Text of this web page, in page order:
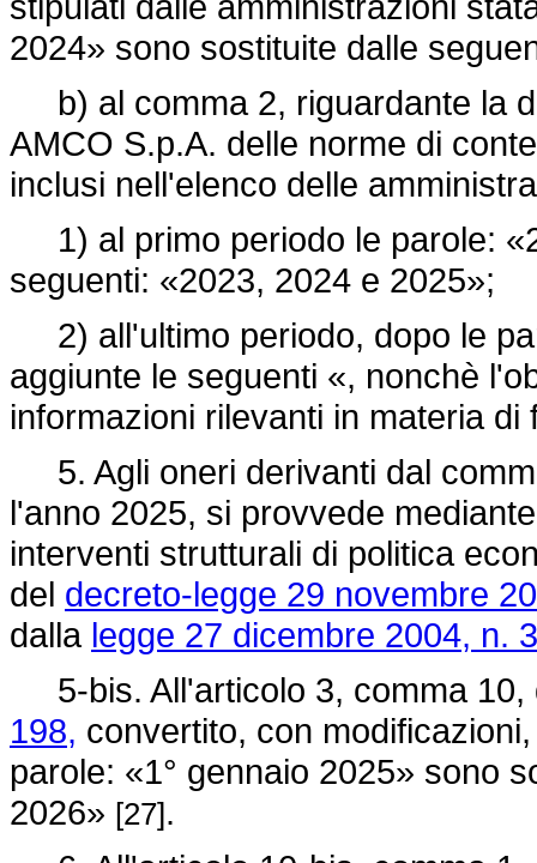
2024» sono sostituite dalle
b) al comma 2, riguardante la
AMCO S.p.A. delle norme di
inclusi nell'elenco delle
1) al primo periodo le parole:
seguenti: «2023, 2024 e 2025»;
2) all'ultimo periodo, dopo le
aggiunte le seguenti «, nonchè
informazioni rilevanti in materia
5. Agli oneri derivanti dal
l'anno 2025, si provvede
interventi strutturali di politica
del decreto-legge 29 novembre
dalla legge 27 dicembre 2004, n.
5-bis. All'articolo 3, comma
198, convertito, con
parole: «1° gennaio 2025» sono
2026» [27].